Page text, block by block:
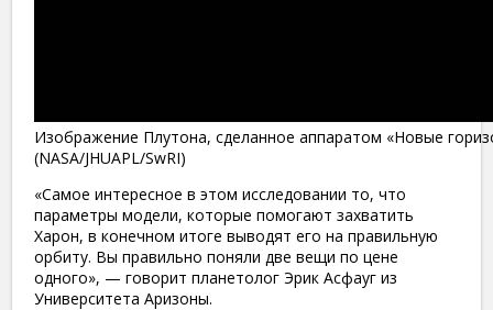
Изображение Плутона, сделанное аппаратом «Новые
(NASA/JHUAPL/SwRI)
«Самое интересное в этом исследовании то, что
параметры модели, которые помогают захватить
Харон, в конечном итоге выводят его на правильную
орбиту. Вы правильно поняли две вещи по цене
одного», — говорит планетолог Эрик Асфауг из
Университета Аризоны.